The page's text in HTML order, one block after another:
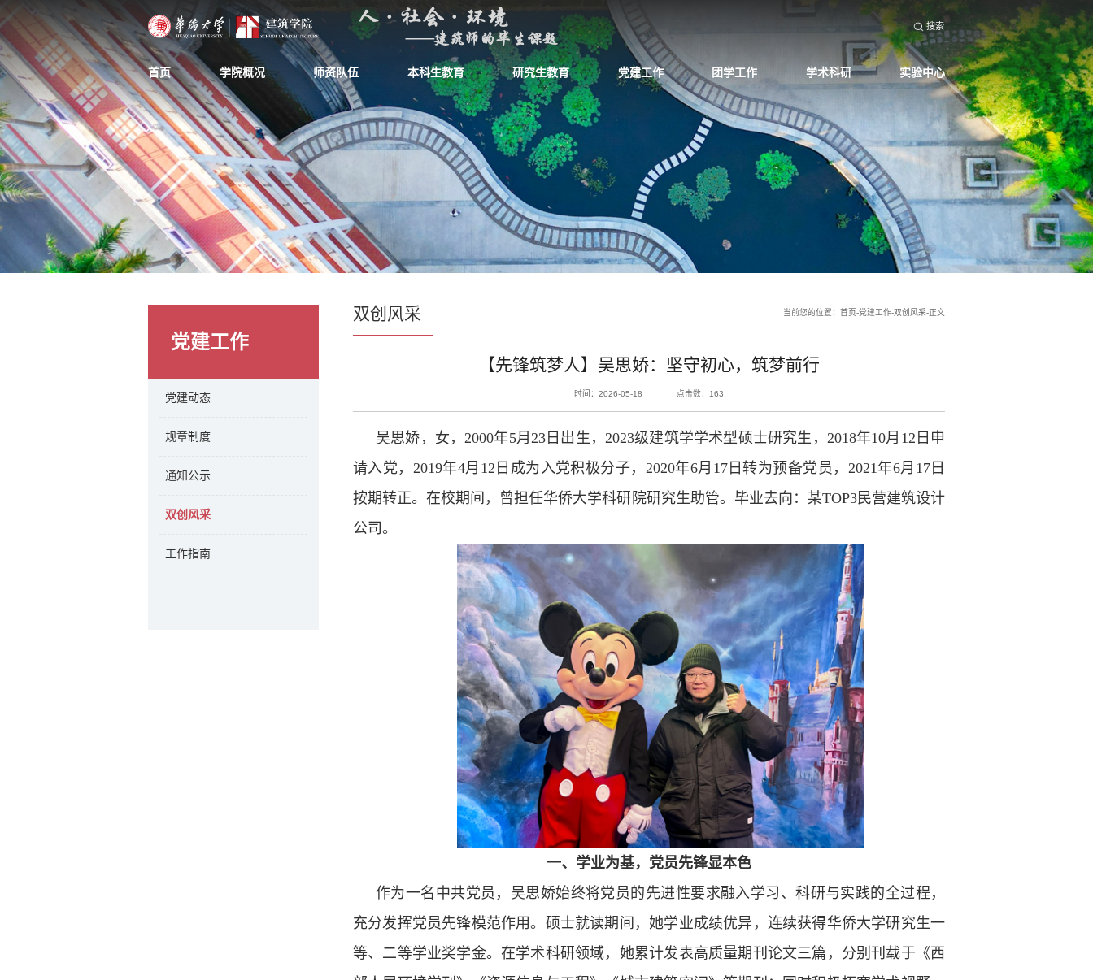
搜索
首页 学院概况 师资队伍 本科生教育 研究生教育 党建工作 团学工作 学术科研 实验中心
党建工作
党建动态
规章制度
通知公示
双创风采
工作指南
双创风采 当前您的位置： 首页-党建工作-双创风采-正文
【先锋筑梦人】吴思娇：坚守初心，筑梦前行
时间：2026-05-18 点击数： 163
吴思娇，女，2000年5月23日出生，2023级建筑学学术型硕士研究生，2018年10月12日申
请入党，2019年4月12日成为入党积极分子，2020年6月17日转为预备党员，2021年6月17日
按期转正。在校期间，曾担任华侨大学科研院研究生助管。毕业去向：某TOP3民营建筑设计
公司。
一、学业为基，党员先锋显本色
作为一名中共党员，吴思娇始终将党员的先进性要求融入学习、科研与实践的全过程，
充分发挥党员先锋模范作用。硕士就读期间，她学业成绩优异，连续获得华侨大学研究生一
等、二等学业奖学金。在学术科研领域，她累计发表高质量期刊论文三篇，分别刊载于《西